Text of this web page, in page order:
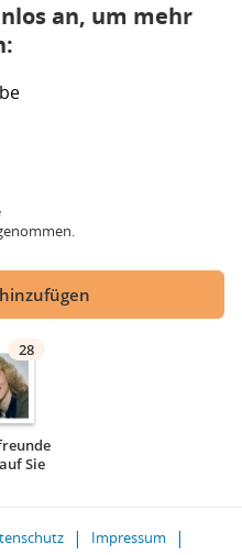
an, um mehr
28
Sie
Impressum